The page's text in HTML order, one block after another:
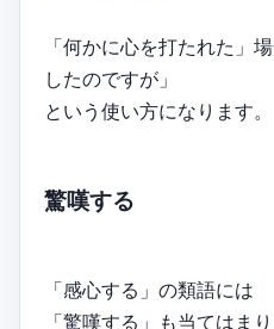
「何かに心を打たれた」
したのですが」
という使い方になります。
驚嘆する
「感心する」の類語には
「驚嘆する」も当てはまり